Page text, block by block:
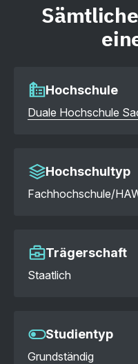
Sämtliche
Hochschule
Duale Hochschule
Hochschultyp
Fachhochschule/
Trägerschaft
Staatlich
Studientyp
Grundständig